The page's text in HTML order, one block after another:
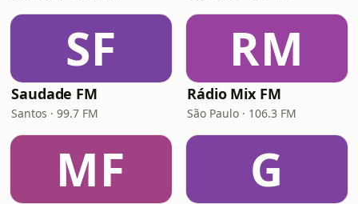
SF
Saudade FM
Santos · 99.7 FM
RM
Rádio Mix FM
São Paulo · 106.3 FM
MF G